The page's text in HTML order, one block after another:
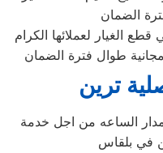
الضمان
الغيار لعملائها الكرام
مجانية طوال فترة الضمان
ترين
الساعه من اجل خدمة
في بلقاس‏